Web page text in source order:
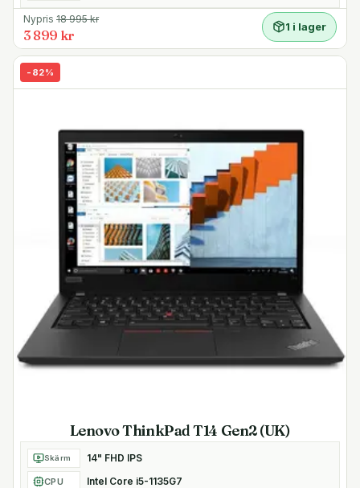
Nypris 18 995kr
3 899 kr
1 i lager
- 82%
Lenovo ThinkPad T14 Gen2 (UK)
Skärm 14" FHD IPS
CPU Intel Core i5-1135G7